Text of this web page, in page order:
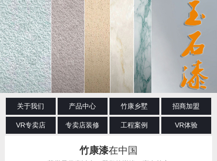
关于我们 产品中心 竹康乡墅 招商加盟
VR专卖店 专卖店装修 工程案例 VR体验
竹康漆在中国